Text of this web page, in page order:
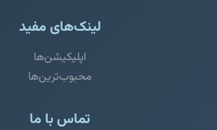
لینک‌های مفید
اپلیکیشن‌ها
محبوب‌ترین‌ها
تماس با ما